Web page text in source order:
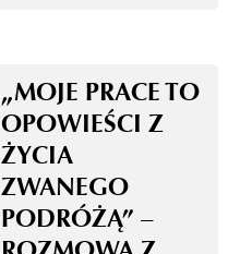
„MOJE PRACE TO
OPOWIEŚCI Z
ŻYCIA
ZWANEGO
PODRÓŻĄ” –